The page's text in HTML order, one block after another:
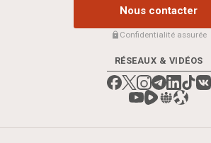
Nous contacter
Confidentialité assurée
RÉSEAUX & VIDÉOS